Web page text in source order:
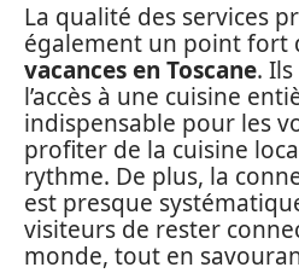
La qualité des services
également un point fort
vacances en Toscane.
l’accès à une cuisine
indispensable pour les
profiter de la cuisine
rythme. De plus, la
est presque
visiteurs de rester
monde, tout en